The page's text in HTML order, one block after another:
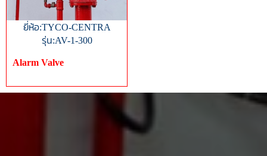
ยี่ห้อ:TYCO-CENTRA
รุ่น:AV-1-300
Alarm Valve